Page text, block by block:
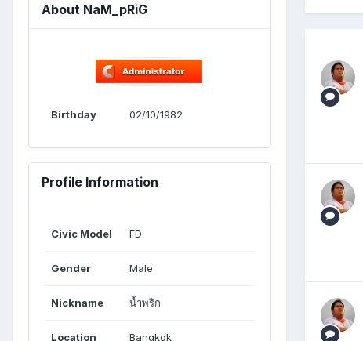
About NaM_pRiG
Birthday 02/10/1982
Profile Information
Civic Model FD
Gender Male
Nickname น้ำพริก
Location Bangkok